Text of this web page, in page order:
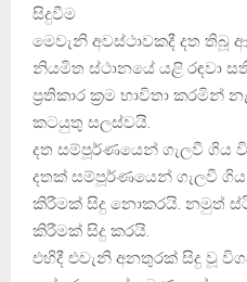
සිදුවීම
මෙවැනි අවස්ථාවකදී දත තිබූ
නියමිත ස්ථානයේ යළි රඳවා
ප‍්‍රතිකාර ක‍්‍රම භාවිතා කරමින්
කටයුතු සලස්වයි.
දත සම්පූර්ණයෙන් ගැලවී ගිය
දතක් සම්පූර්ණයෙන් ගැලවී
කිරීමක් සිදු නොකරයි. නමුත්
කිරීමක් සිදු කරයි.
එහිදී එවැනි අනතුරක් සිදු වූ